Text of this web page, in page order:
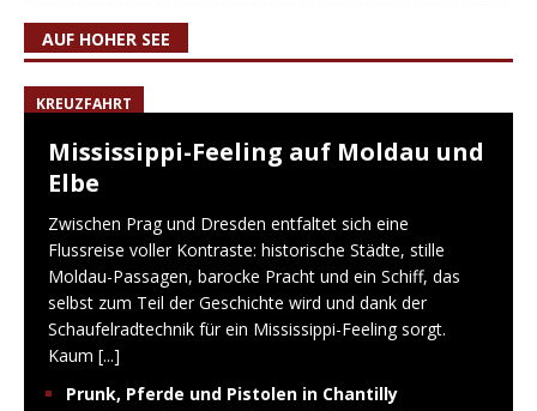
AUF HOHER SEE
KREUZFAHRT
Mississippi-Feeling auf Moldau und
Elbe
Zwischen Prag und Dresden entfaltet sich eine
Flussreise voller Kontraste: historische Städte, stille
Moldau-Passagen, barocke Pracht und ein Schiff, das
selbst zum Teil der Geschichte wird und dank der
Schaufelradtechnik für ein Mississippi-Feeling sorgt.
Kaum [...]
Prunk, Pferde und Pistolen in Chantilly